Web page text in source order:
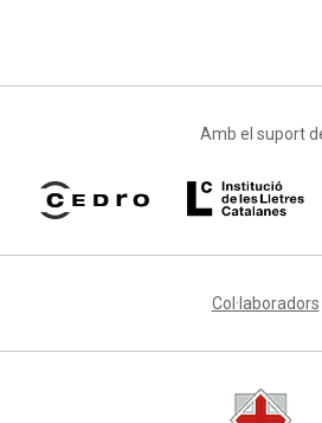
Amb el suport
Col·laboradors